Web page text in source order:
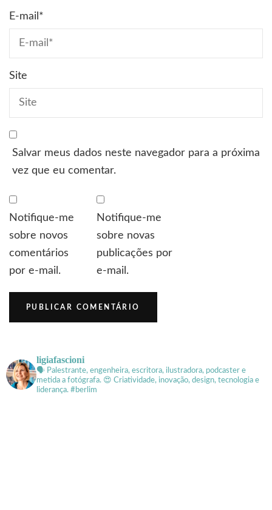
E-mail *
Site
Salvar meus dados neste navegador para a próxima
vez que eu comentar.
Notifique-me
sobre novos
comentários
por e-mail.
Notifique-me
sobre novas
publicações por
e-mail.
ligiafascioni
🗣 Palestrante, engenheira, escritora, ilustradora, podcaster e
metida a fotógrafa. 😍 Criatividade, inovação, design, tecnologia e
liderança. #berlim